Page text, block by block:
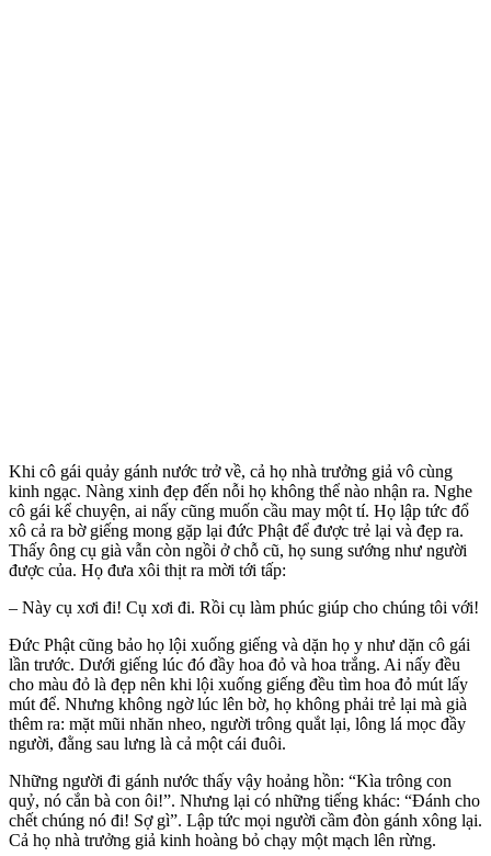
Khi cô gái quảy gánh nước trở về, cả họ nhà trưởng giả vô cùng
kinh ngạc. Nàng xinh đẹp đến nỗi họ không thể nào nhận ra. Nghe
cô gái kể chuyện, ai nấy cũng muốn cầu may một tí. Họ lập tức đổ
xô cả ra bờ giếng mong gặp lại đức Phật để được trẻ lại và đẹp ra.
Thấy ông cụ già vẫn còn ngồi ở chỗ cũ, họ sung sướng như người
được của. Họ đưa xôi thịt ra mời tới tấp:
– Này cụ xơi đi! Cụ xơi đi. Rồi cụ làm phúc giúp cho chúng tôi với!
Đức Phật cũng bảo họ lội xuống giếng và dặn họ y như dặn cô gái
lần trước. Dưới giếng lúc đó đầy hoa đỏ và hoa trắng. Ai nấy đều
cho màu đỏ là đẹp nên khi lội xuống giếng đều tìm hoa đỏ mút lấy
mút để. Nhưng không ngờ lúc lên bờ, họ không phải trẻ lại mà già
thêm ra: mặt mũi nhăn nheo, người trông quắt lại, lông lá mọc đầy
người, đằng sau lưng là cả một cái đuôi.
Những người đi gánh nước thấy vậy hoảng hồn: “Kìa trông con
quỷ, nó cắn bà con ôi!”. Nhưng lại có những tiếng khác: “Đánh cho
chết chúng nó đi! Sợ gì”. Lập tức mọi người cầm đòn gánh xông lại.
Cả họ nhà trưởng giả kinh hoàng bỏ chạy một mạch lên rừng.